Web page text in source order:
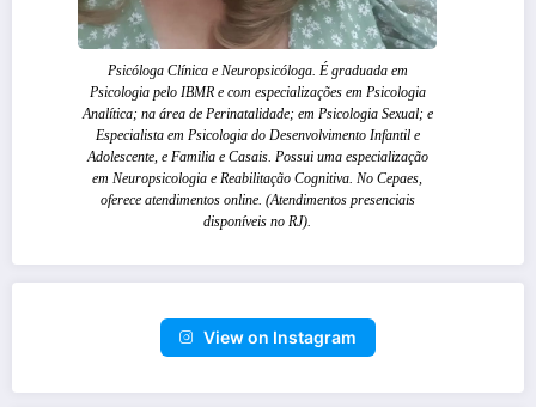
Psicóloga Clínica e Neuropsicóloga. É graduada em
Psicologia pelo IBMR e com especializações em Psicologia
Analítica; na área de Perinatalidade; em Psicologia Sexual; e
Especialista em Psicologia do Desenvolvimento Infantil e
Adolescente, e Familia e Casais. Possui uma especialização
em Neuropsicologia e Reabilitação Cognitiva. No Cepaes,
oferece atendimentos online. (Atendimentos presenciais
disponíveis no RJ).
View on Instagram